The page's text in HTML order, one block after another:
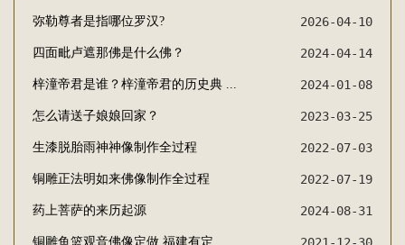
弥勒尊者是指哪位罗汉? 2026-04-10
四面毗卢遮那佛是什么佛？ 2024-04-14
梓潼帝君是谁？梓潼帝君的历史典 ... 2024-01-08
怎么请送子娘娘回家？ 2023-03-25
生漆脱胎雨神神像制作全过程 2022-07-03
铜雕正法明如来佛像制作全过程 2022-07-19
药上菩萨的来历起源 2024-08-31
铜雕鱼篮观音佛像定做,福建有定 ...